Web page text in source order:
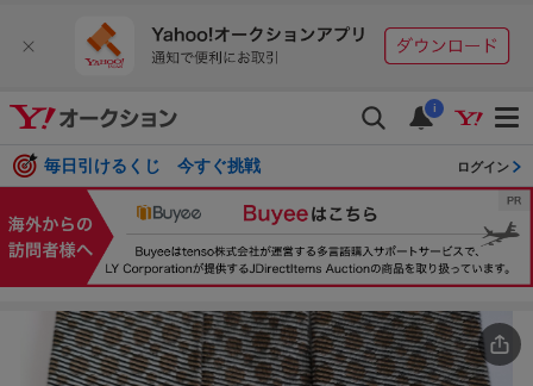
i
毎日引けるくじ 今すぐ挑戦 ログイン